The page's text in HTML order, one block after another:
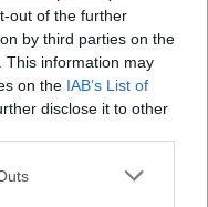
out of the further
by third parties on the
This information may
on the IAB’s List of
disclose it to other